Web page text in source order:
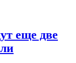
еще две